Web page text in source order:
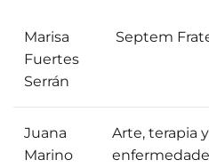
Marisa
Fuertes
Serrán
Septem
Juana
Marino
Arte, terapia y